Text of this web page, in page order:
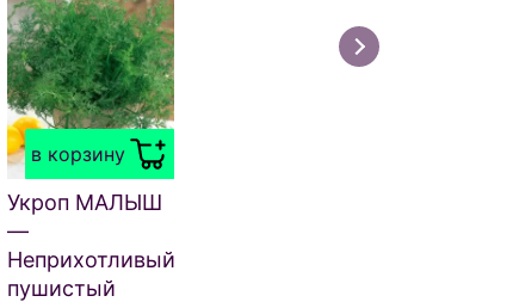
в корзину
Укроп МАЛЫШ
—
Неприхотливый
пушистый